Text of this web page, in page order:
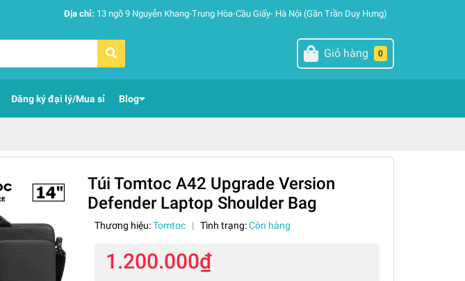
Địa chỉ: 13 ngõ 9 Nguyễn Khang-Trung Hòa-Cầu Giấy- Hà Nội (Gần Trần Duy Hưng)
Giỏ hàng 0
Đăng ký đại lý/Mua sỉ Blog
Túi Tomtoc A42 Upgrade Version
Defender Laptop Shoulder Bag
Thương hiệu:Tomtoc | Tình trạng:Còn hàng
1.200.000₫